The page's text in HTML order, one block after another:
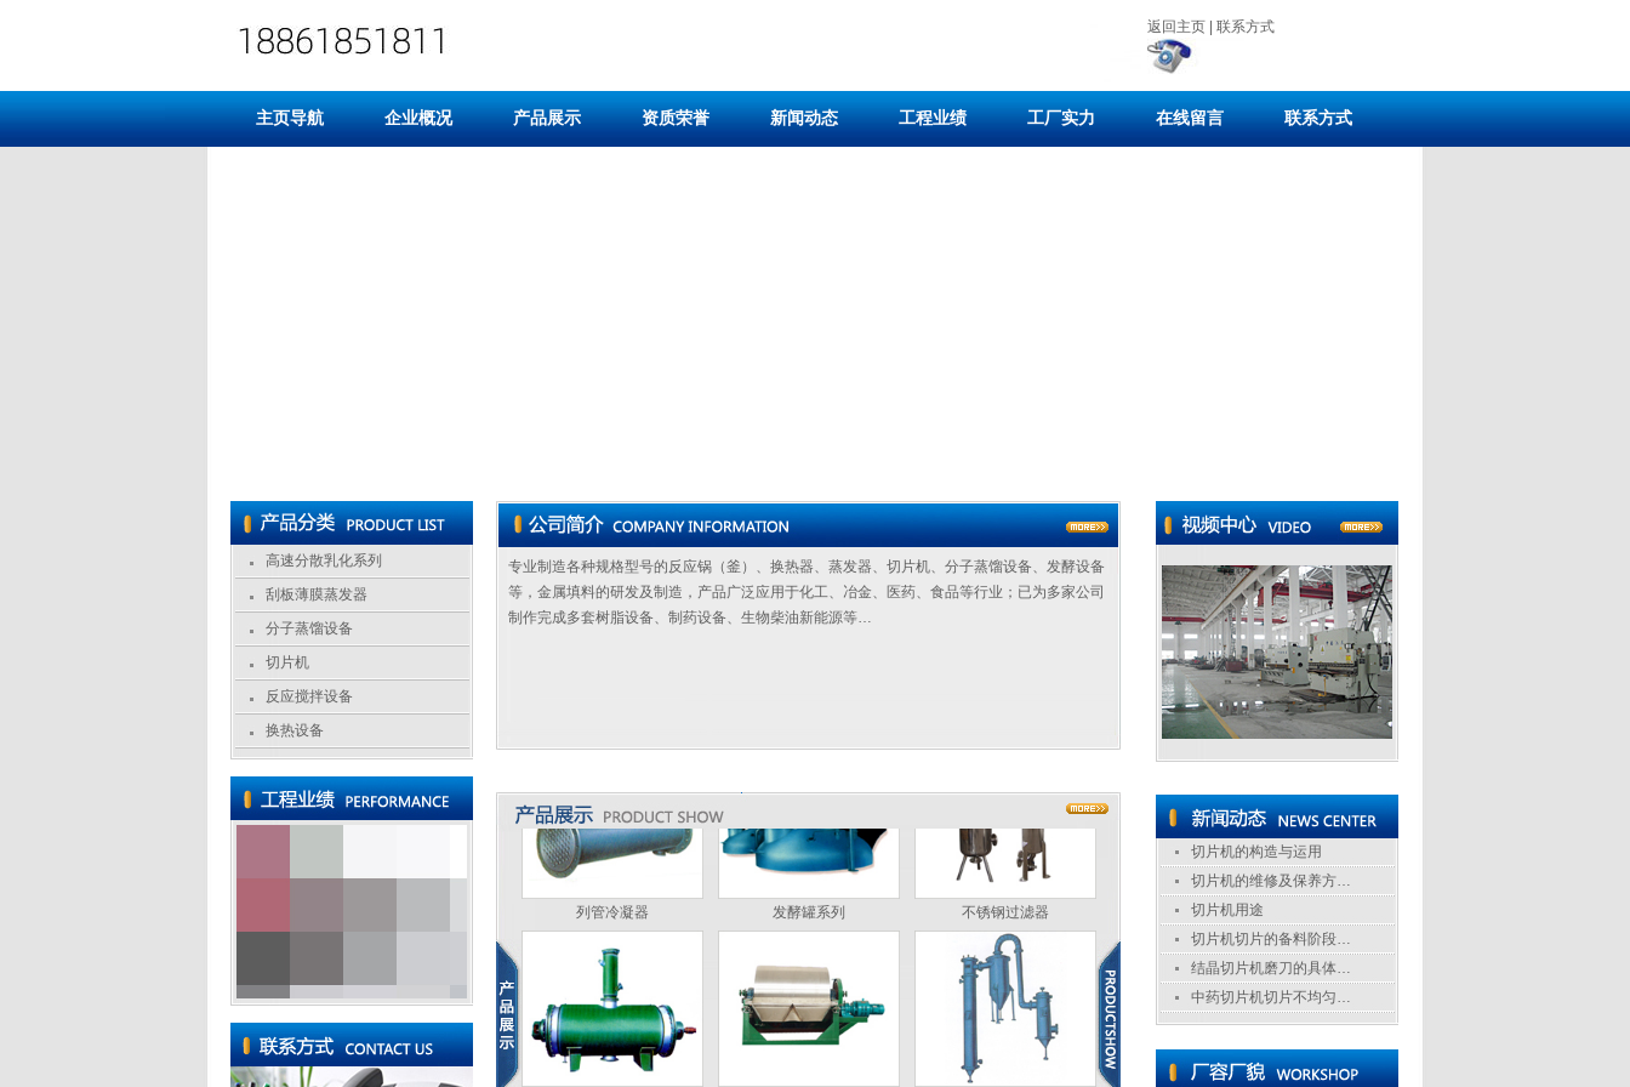
返回主页 联系方式
主页导航 企业概况 产品展示 资质荣誉 新闻动态 工程业绩 工厂实力 在线留言 联系方式
高速分散乳化系列
刮板薄膜蒸发器
分子蒸馏设备
切片机
反应搅拌设备
换热设备
专业制造各种规格型号的反应锅（釜）、换热器、蒸发器、切片机、分子蒸馏设备、发酵设备
等，金属填料的研发及制造，产品广泛应用于化工、冶金、医药、食品等行业；已为多家公司
制作完成多套树脂设备、制药设备、生物柴油新能源等…
电加热反应釜 不饱和聚酯树脂设备
列管冷凝器 发酵罐系列 不锈钢过滤器
切片机的构造与运用
切片机的维修及保养方…
切片机用途
切片机切片的备料阶段…
结晶切片机磨刀的具体…
中药切片机切片不均匀…